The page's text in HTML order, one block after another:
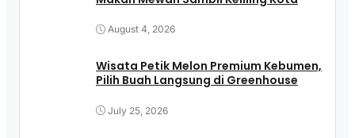
August 4, 2026
Wisata Petik Melon Premium Kebumen,
Pilih Buah Langsung di Greenhouse
July 25, 2026